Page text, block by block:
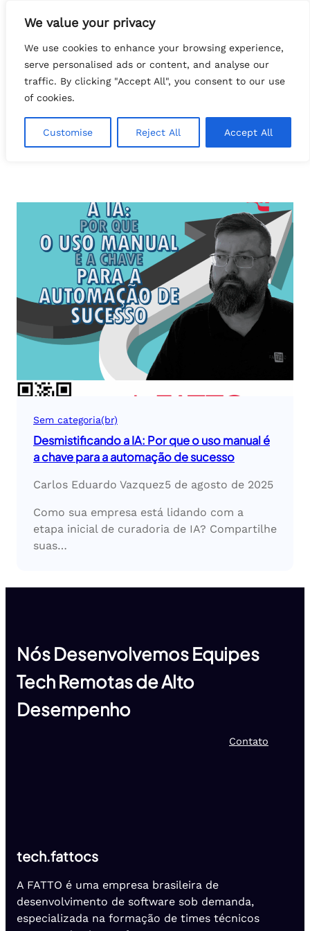
We value your privacy
We use cookies to enhance your browsing experience,
serve personalised ads or content, and analyse our
traffic. By clicking "Accept All", you consent to our use
of cookies.
Customise Reject All Accept All
para
conteúdo
tech.FATTOcs
EstrategiaDigital
Sem categoria(br)
Desmistificando a IA: Por que o uso manual é
a chave para a automação de sucesso
Carlos Eduardo Vazquez5 de agosto de 2025
Como sua empresa está lidando com a
etapa inicial de curadoria de IA? Compartilhe
suas…
Nós Desenvolvemos Equipes
Tech Remotas de Alto
Desempenho
Contato
tech.fattocs
A FATTO é uma empresa brasileira de
desenvolvimento de software sob demanda,
especializada na formação de times técnicos